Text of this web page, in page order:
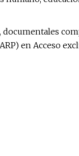
en Acceso